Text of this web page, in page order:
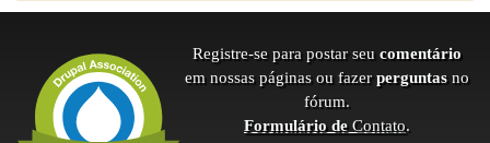
Registre-se para postar seu comentário
em nossas páginas ou fazer perguntas no
fórum.
Formulário deContato.